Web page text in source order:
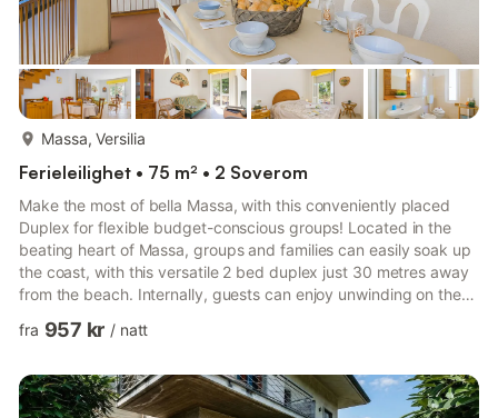
Massa, Versilia
Ferieleilighet • 75 m² • 2 Soverom
Make the most of bella Massa, with this conveniently placed
Duplex for flexible budget-conscious groups! Located in the
beating heart of Massa, groups and families can easily soak up
the coast, with this versatile 2 bed duplex just 30 metres away
from the beach. Internally, guests can enjoy unwinding on the
with a balcony to one side of the room complemented by a
Diner equipped with a breakfast dining table and a cooker hob,
oven, electric kettle and fridge freez...
fra 957 kr / natt